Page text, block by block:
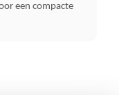
een compacte